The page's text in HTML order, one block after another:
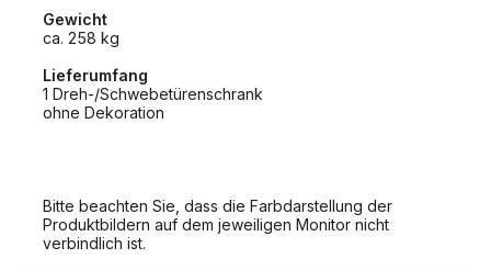
Gewicht
ca. 258 kg
Lieferumfang
1 Dreh-/Schwebetürenschrank
ohne Dekoration
Bitte beachten Sie, dass die Farbdarstellung der
Produktbildern auf dem jeweiligen Monitor nicht
verbindlich ist.